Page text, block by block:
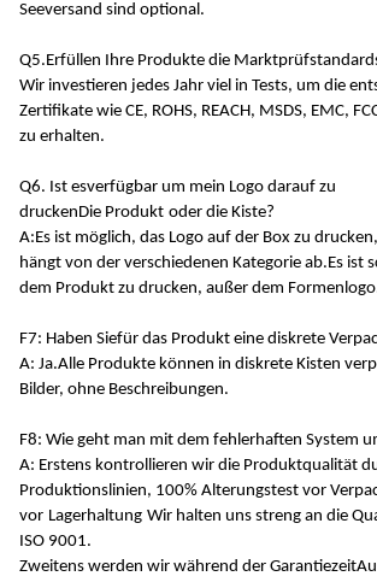
Seeversand sind optional.
Q5.Erfüllen Ihre Produkte die
Wir investieren jedes Jahr viel in Tests, um die
Zertifikate wie CE, ROHS, REACH, MSDS, EMC,
zu erhalten.
Q6. Ist esverfügbar um mein Logo darauf zu
druckenDie Produkt oder die Kiste?
A:Es ist möglich, das Logo auf der Box zu
hängt von der verschiedenen Kategorie ab.Es ist
dem Produkt zu drucken, außer dem
F7: Haben Siefür das Produkt eine diskrete
A: Ja.Alle Produkte können in diskrete Kisten
Bilder, ohne Beschreibungen.
F8: Wie geht man mit dem fehlerhaften System
A: Erstens kontrollieren wir die Produktqualität
Produktionslinien, 100% Alterungstest vor
vor Lagerhaltung Wir halten uns streng an die
ISO 9001.
Zweitens werden wir während der Garantiezeit